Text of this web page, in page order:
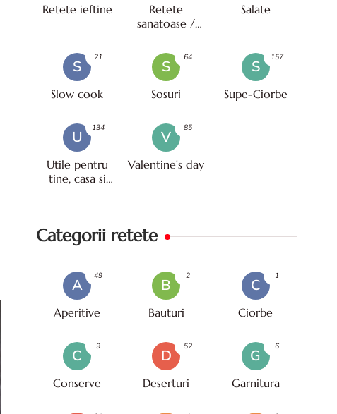
Retete ieftine
Retete
sanatoase /
Salate
S
Slow cook
21
S
Sosuri
64
S
Supe-Ciorbe
157
U
Utile pentru
tine, casa si
134
V
Valentine's day
85
Categorii retete
A
Aperitive
49
B
Bauturi
2
C
Ciorbe
1
C
Conserve
9
D
Deserturi
52
G
Garnitura
6